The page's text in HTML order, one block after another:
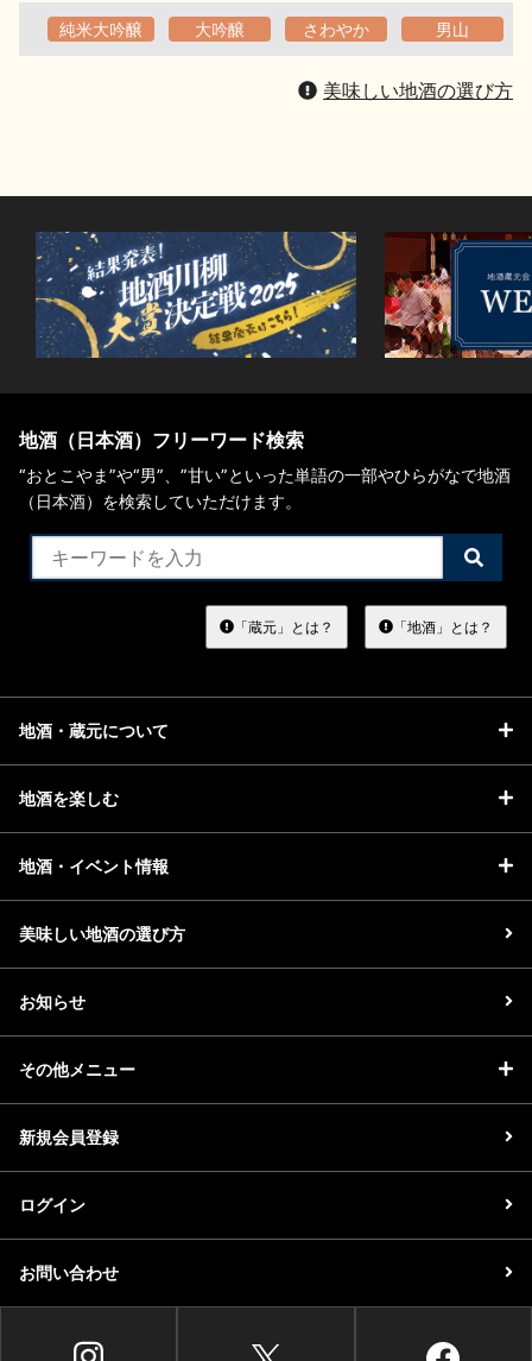
純米大吟醸 大吟醸 さわやか 男山
美味しい地酒の選び方
地酒（日本酒）フリーワード検索
“おとこやま”や“男”、”甘い”といった単語の一部やひらがなで地酒
（日本酒）を検索していただけます。
検
索
る
「蔵元」とは？ 「地酒」とは？
地酒・蔵元について
地酒を楽しむ
地酒・イベント情報
美味しい地酒の選び方
お知らせ
その他メニュー
新規会員登録
ログイン
お問い合わせ